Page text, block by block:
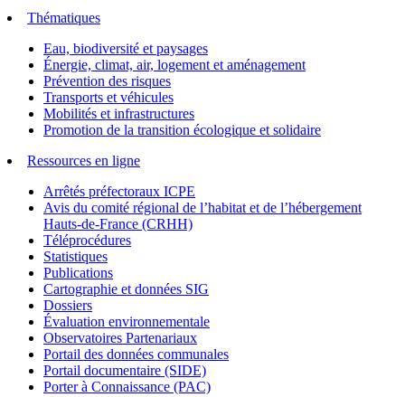
Thématiques
Eau, biodiversité et paysages
Énergie, climat, air, logement et aménagement
Prévention des risques
Transports et véhicules
Mobilités et infrastructures
Promotion de la transition écologique et solidaire
Ressources en ligne
Arrêtés préfectoraux ICPE
Avis du comité régional de l’habitat et de l’hébergement
Hauts-de-France (CRHH)
Téléprocédures
Statistiques
Publications
Cartographie et données SIG
Dossiers
Évaluation environnementale
Observatoires Partenariaux
Portail des données communales
Portail documentaire (SIDE)
Porter à Connaissance (PAC)